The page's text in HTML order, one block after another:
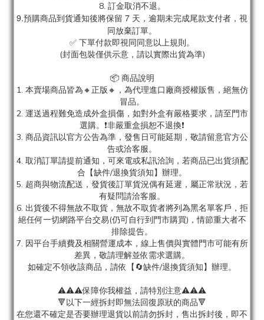
8. 訂金取消不退。
9.預購商品到貨通知後將保留 7 天，逾期未完成尾款支付者，視
同放棄訂單。
✅ 下單付款即視同同意以上規則。
(封面包裝僅供示意，請以實際出貨為準)
📦 商品說明
1. 本賣場商品皆為🔸正版🔸，為代理進口廠商授權販售，絕無仿
冒品。
2. 運送過程難免造成外盒損傷，如對外盒有嚴格要求，請至門市
選購。❗非嚴重盒損恕不退換❗
3. 商品資訊以官方公告為準，發售日可能延期，敬請留意官方公
告或洽客服。
4. 取消訂單請提前通知，可來電或私訊洽詢，若商品已出貨須配
合【缺件/退換貨須知】辦理。
5. 超商與物流配送，發貨後訂單貨況偶有延遲，屬正常狀況，若
有疑問請洽客服。
6. 出貨後不得無故不取貨，無故不取貨者將列為黑名單客戶，拒
絕任何一切網路平台交易(仍可自行到門市購買)，情節重大者不
排除提告。
7. 因平台手續費及相關營運成本，線上售價與實體門市可能有所
差異，敬請理解並依需求選購。
如確定不領收該商品，請依【🔄缺件/退換貨須知】辦理。
⚠️⚠️⚠️保障你我權益，請特別注意⚠️⚠️⚠️
🔻以下一經拆封即無法回復原狀的商品🔻
在您還不確定是否要辦理退貨以前請勿拆封，售出拆封後，即不